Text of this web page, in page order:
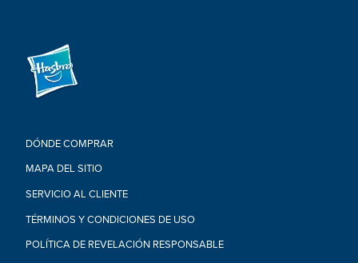
plastilina.
• Edad recomendada: 3 años en adelante
• El producto y los colores van a variar.
• No tóxico. Conforme a ASTM D-4236.
• Para limpiar, deja que la masa se seque y después ráspala o
aspírala.
habilidad del niño.
• © 2018 Hasbro. Todos los derechos reservados.
DÓNDE COMPRAR
MAPA DEL SITIO
SERVICIO AL CLIENTE
TÉRMINOS Y CONDICIONES DE USO
POLÍTICA DE REVELACIÓN RESPONSABLE